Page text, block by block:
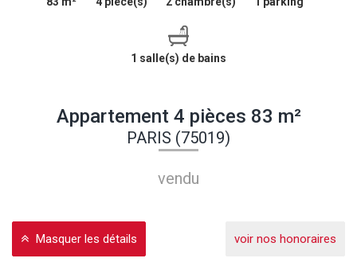
1 salle(s) de bains
Appartement 4 pièces 83 m²
PARIS (75019)
vendu
Masquer les détails voir nos honoraires